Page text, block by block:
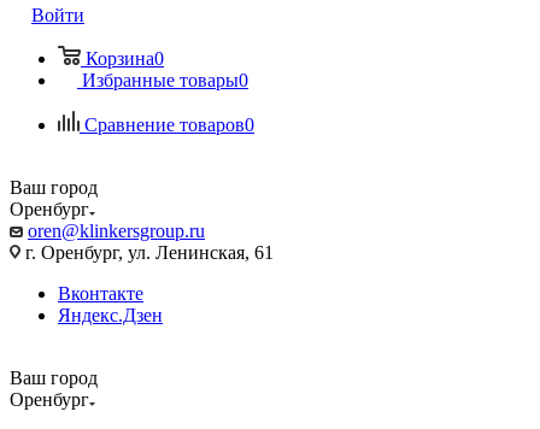
Войти
Корзина0
Избранные товары0
Сравнение товаров0
Ваш город
Оренбург
oren@klinkersgroup.ru
г. Оренбург, ул. Ленинская, 61
Вконтакте
Яндекс.Дзен
Ваш город
Оренбург